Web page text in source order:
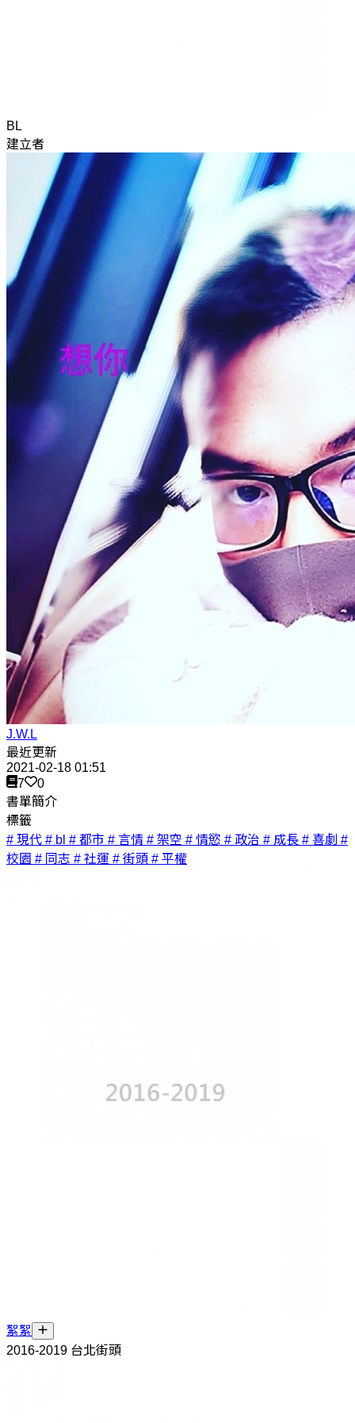
BL
建立者
J.W.L
最近更新
2021-02-18 01:51
7
0
書單簡介
標籤
# 現代 # bl # 都市 # 言情 # 架空 # 情慾 # 政治 # 成長 # 喜劇 #
校園 # 同志 # 社運 # 街頭 # 平權
絮絮
2016-2019 台北街頭